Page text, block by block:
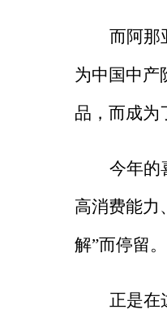
而阿那
为中国中产
品，而成为
今年的
高消费能力
解”而停留。
正是在